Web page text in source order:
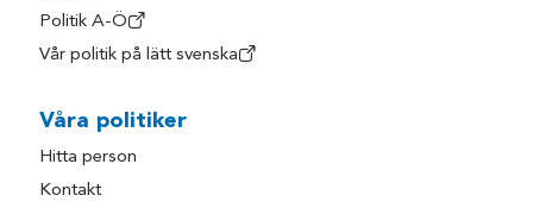
Politik A-Ö
Vår politik på lätt svenska
Våra politiker
Hitta person
Kontakt